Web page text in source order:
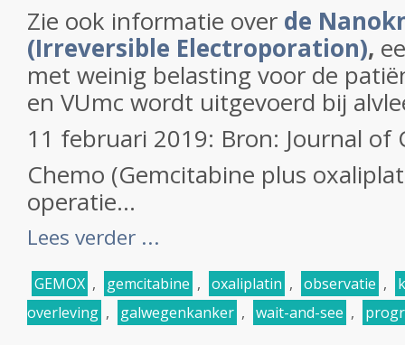
Zie ook informatie over de
(Irreversible Electroporation),
met weinig belasting voor de
en VUmc wordt uitgevoerd bij
11 februari 2019: Bron: Journal of
Chemo (Gemcitabine plus
operatie...
Lees verder ...
GEMOX , gemcitabine , oxaliplatin , observatie ,
overleving , galwegenkanker , wait-and-see ,